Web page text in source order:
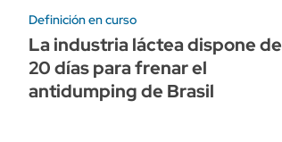
Definición en curso
La industria láctea dispone de
20 días para frenar el
antidumping de Brasil